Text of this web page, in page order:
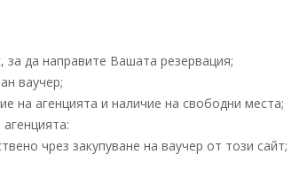
да направите Вашата резервация;
ваучер;
на агенцията и наличие на свободни места;
чрез закупуване на ваучер от този сайт;